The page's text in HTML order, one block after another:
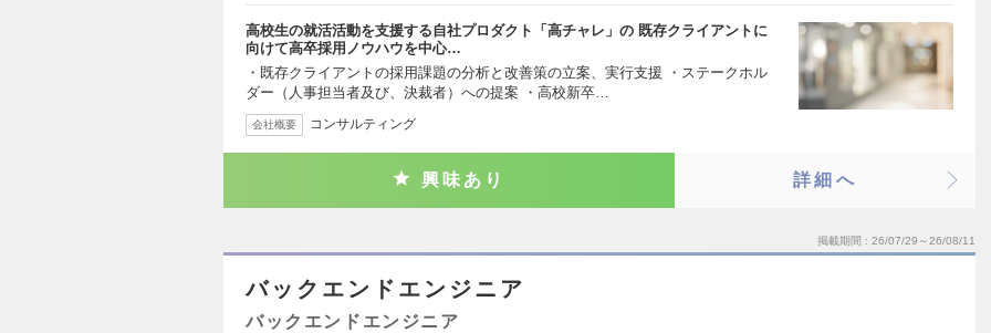
高校生の就活活動を支援する自社プロダクト「高チャレ」の 既存クライアントに
向けて高卒採用ノウハウを中心…
・既存クライアントの採用課題の分析と改善策の立案、実行支援 ・ステークホル
ダー（人事担当者及び、決裁者）への提案 ・高校新卒…
会社概要 コンサルティング
興味あり 詳細へ
掲載期間 26/07/29～26/08/11
バックエンドエンジニア
バックエンドエンジニア